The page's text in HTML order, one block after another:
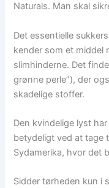
Naturals. Man skal
Det essentielle
kender som et middel
slimhinderne. Det
grønne perle”), der
skadelige stoffer.
Den kvindelige lyst
betydeligt ved at tage
Sydamerika, hvor det
Sidder tørheden kun i